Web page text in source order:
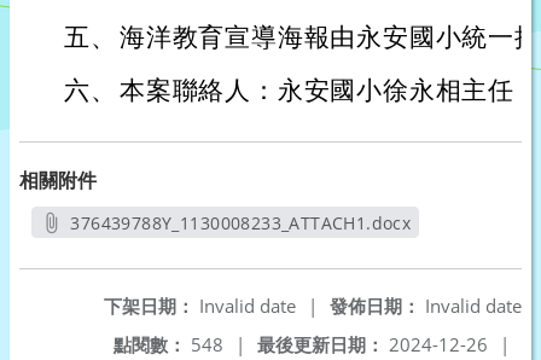
五、 海洋教育宣導海報由永安國小統一
六、 本案聯絡人：永安國小徐永相主任
相關附件
376439788Y_1130008233_ATTACH1.docx
發佈日期： Invalid date
下架日期： Invalid date
|
最後更新日期： 2024-12-26 |
點閱數： 548 |